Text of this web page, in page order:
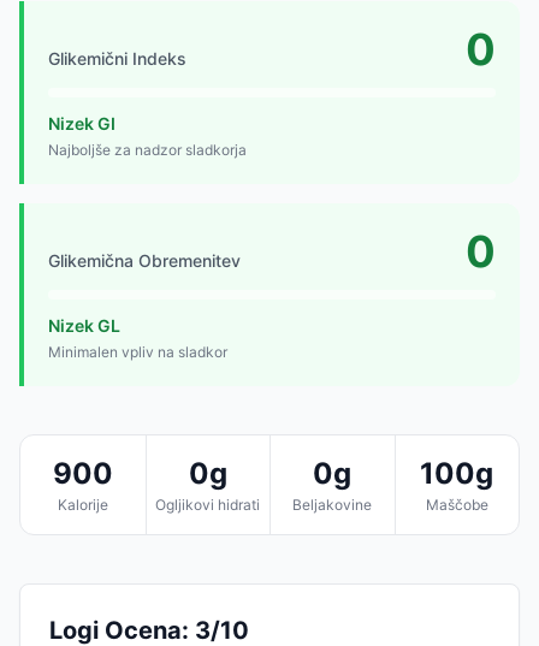
Glikemični Indeks 0
Nizek GI
Najboljše za nadzor sladkorja
Glikemična Obremenitev 0
Nizek GL
Minimalen vpliv na sladkor
900
Kalorije
0g
Ogljikovi hidrati
0g
Beljakovine
100g
Maščobe
Logi Ocena: 3/10